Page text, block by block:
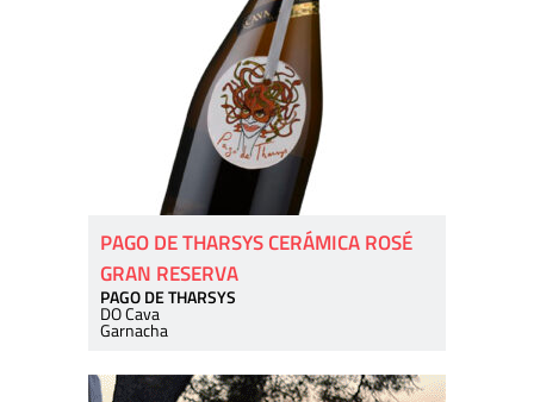
PAGO DE THARSYS CERÁMICA ROSÉ
GRAN RESERVA
PAGO DE THARSYS
DO Cava
Garnacha